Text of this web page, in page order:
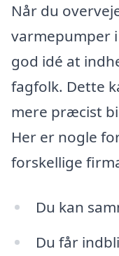
Når du
varmepumper
god idé at
fagfolk. Dette
mere præcist
Her er nogle
forskellige
Du kan
Du får